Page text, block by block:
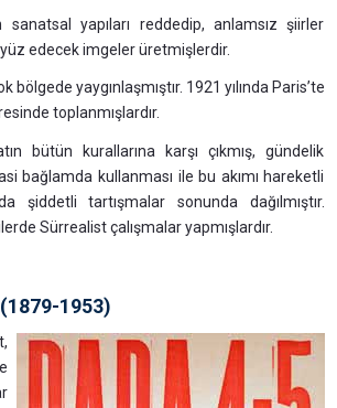
yapıları reddedip, anlamsız şiirler
edecek imgeler üretmişlerdir.
yaygınlaşmıştır. 1921 yılında Paris’te
toplanmışlardır.
bütün kurallarına karşı çıkmış, gündelik
bağlamda kullanması ile bu akımı hareketli
şiddetli tartışmalar sonunda dağılmıştır.
Sürrealist çalışmalar yapmışlardır.
1953)